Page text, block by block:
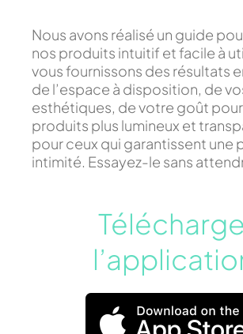
Nous avons réalisé un guide
nos produits intuitif et facile à
vous fournissons des résultats
de l’espace à disposition, de
esthétiques, de votre goût
produits plus lumineux et
pour ceux qui garantissent une
intimité. Essayez-le sans